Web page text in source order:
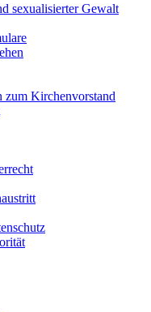
sexualisierter Gewalt
zum Kirchenvorstand